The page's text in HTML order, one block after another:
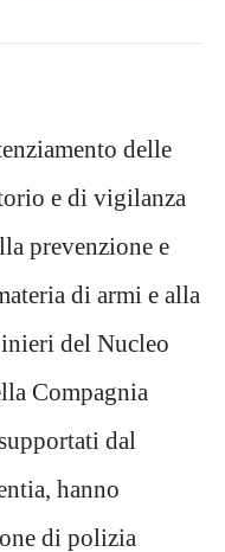
delle
e di vigilanza
prevenzione e
di armi e alla
del Nucleo
Compagnia
dal
, hanno
di polizia